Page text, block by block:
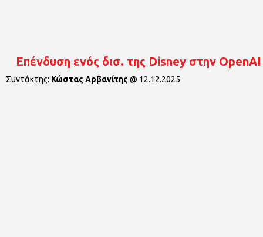
Επένδυση ενός δισ. της Disney στην
Συντάκτης: Κώστας Αρβανίτης @ 12.12.2025